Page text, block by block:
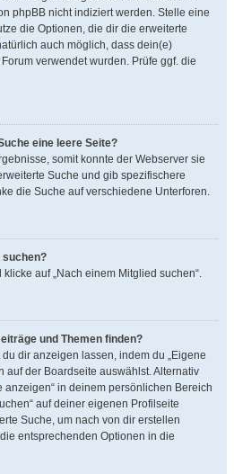
phpBB nicht indiziert werden. Stelle eine
die Optionen, die dir die erweiterte
auch möglich, dass dein(e)
verwendet wurden. Prüfe ggf. die
eine leere Seite?
somit konnte der Webserver sie
Suche und gib spezifischere
die Suche auf verschiedene Unterforen.
suchen?
auf „Nach einem Mitglied suchen“.
und Themen finden?
dir anzeigen lassen, indem du „Eigene
auf der Boardseite auswählst. Alternativ
anzeigen“ in deinem persönlichen Bereich
auf deiner eigenen Profilseite
Suche, um nach von dir erstellen
entsprechenden Optionen in die